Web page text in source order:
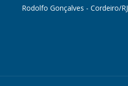
Rodolfo Gonçalves - Cordeiro/RJ